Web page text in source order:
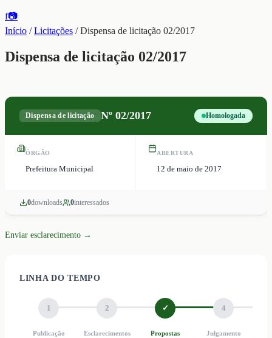
f📷
Início /Licitações /Dispensa de licitação 02/2017
Dispensa de licitação 02/2017
Dispensa de licitação Nº 02/2017 Homologada
ÓRGÃO
Prefeitura Municipal
ABERTURA
12 de maio de 2017
0downloads 0interessados
Enviar esclarecimento →
LINHA DO TEMPO
1
Publicação
2
Esclarecimentos
✓
Propostas
4
Julgamento